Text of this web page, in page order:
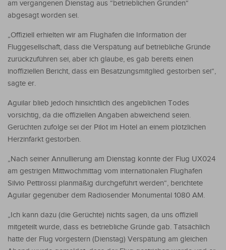
am vergangenen Dienstag aus “betrieblichen Gründen“
abgesagt worden sei.
„Offiziell erhielten wir am Flughafen die Information der
Fluggesellschaft, dass die Verspätung auf betriebliche Gründe
zurückzuführen sei, aber ich glaube, es gab bereits einen
inoffiziellen Bericht, dass ein Besatzungsmitglied gestorben sei“,
sagte er.
Aguilar blieb jedoch hinsichtlich des angeblichen Todes
vorsichtig, da die offiziellen Angaben abweichend seien.
Gerüchten zufolge sei der Pilot im Hotel an einem plötzlichen
Herzinfarkt gestorben.
„Nach seiner Annullierung am Dienstag konnte der Flug UX024
am gestrigen Mittwochmittag vom internationalen Flughafen
Silvio Pettirossi planmäßig durchgeführt werden“, berichtete
Aguilar gegenüber dem Radiosender Monumental 1080 AM.
„Ich kann dazu (die Gerüchte) nichts sagen, da uns offiziell
mitgeteilt wurde, dass es betriebliche Gründe gab. Tatsächlich
hatte der Flug vorgestern (Dienstag) Verspätung am gleichen